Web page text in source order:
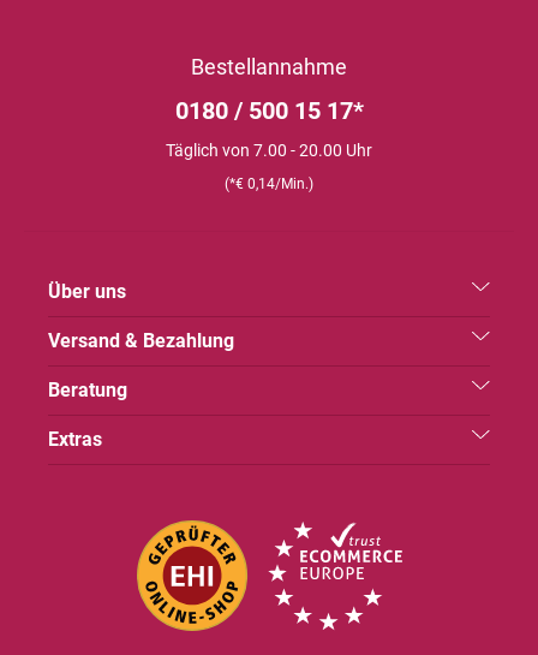
Bestellannahme
0180 / 500 15 17*
Täglich von 7.00 - 20.00 Uhr
(*€ 0,14/Min.)
Über uns
Versand & Bezahlung
Beratung
Extras